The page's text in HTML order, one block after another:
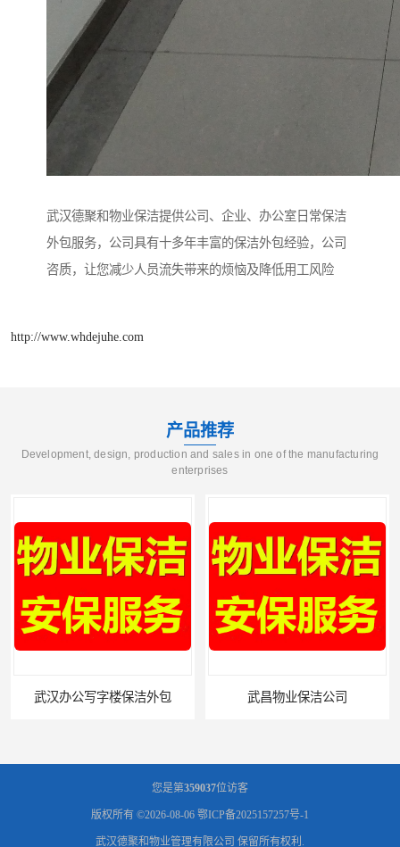
武汉德聚和物业保洁提供公司、企业、办公室日常保洁
外包服务，公司具有十多年丰富的保洁外包经验，公司
咨质，让您减少人员流失带来的烦恼及降低用工风险
http://www.whdejuhe.com
产品推荐
Development, design, production and sales in one of the manufacturing
enterprises
武汉办公写字楼保洁外包 武昌物业保洁公司
您是第359037位访客
版权所有 ©2026-08-06 鄂ICP备2025157257号-1
武汉德聚和物业管理有限公司 保留所有权利.